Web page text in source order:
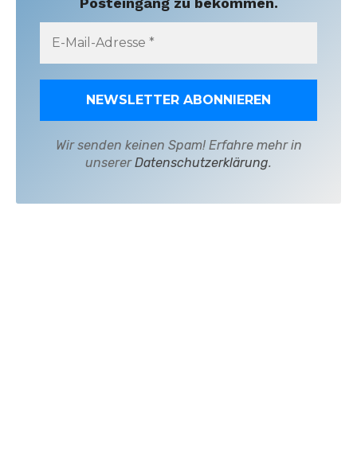
Wir senden keinen Spam! Erfahre mehr in
unsererDatenschutzerklärung.